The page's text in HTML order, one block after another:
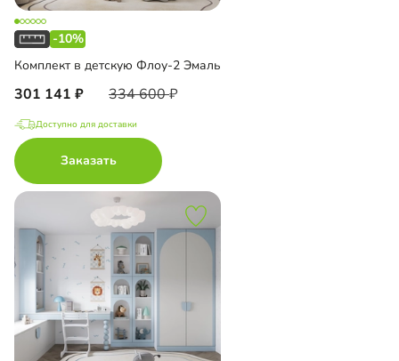
-10%
Комплект в детскую Флоу-2 Эмаль
301 141 334 600
Доступно для доставки
Заказать